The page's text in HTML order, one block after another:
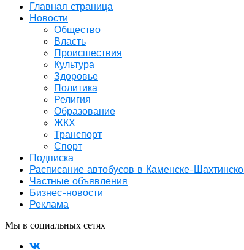
Главная страница
Новости
Общество
Власть
Происшествия
Культура
Здоровье
Политика
Религия
Образование
ЖКХ
Транспорт
Спорт
Подписка
Расписание автобусов в Каменске-
Частные объявления
Бизнес-новости
Реклама
Мы в социальных сетях